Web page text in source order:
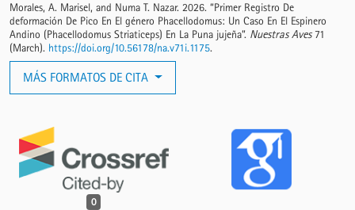
Morales, A. Marisel, and Numa T. Nazar. 2026. “Primer Registro De
deformación De Pico En El género Phacellodomus: Un Caso En El Espinero
Andino (Phacellodomus Striaticeps) En La Puna jujeña”. Nuestras Aves71
(March). https://doi.org/10.56178/na.v71i.1175.
MÁS FORMATOS DE CITA
0